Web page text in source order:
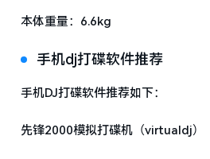
本体重量：6.6kg
手机dj打碟软件推荐
手机DJ打碟软件推荐如下：
先锋2000模拟打碟机（virtualdj）